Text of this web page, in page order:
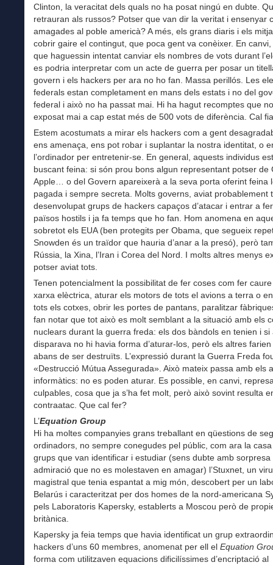
Clinton, la veracitat dels quals no ha posat ningú en dubte.
retrauran als russos? Potser que van dir la veritat i ensenyar
amagades al poble americà? A més, els grans diaris i els
cobrir gaire el contingut, que poca gent va conèixer. En
que haguessin intentat canviar els nombres de vots durant
es podria interpretar com un acte de guerra per posar un
govern i els hackers per ara no ho fan. Massa perillós. Les
federals estan completament en mans dels estats i no del
federal i això no ha passat mai. Hi ha hagut recomptes que
exposat mai a cap estat més de 500 vots de diferència. Cal
Estem acostumats a mirar els hackers com a gent
ens amenaça, ens pot robar i suplantar la nostra identitat, o
l’ordinador per entretenir-se. En general, aquests individus
buscant feina: si són prou bons algun representant potser de
Apple… o del Govern apareixerà a la seva porta oferint feina
pagada i sempre secreta. Molts governs, aviat probablement
desenvolupat grups de hackers capaços d’atacar i entrar a
països hostils i ja fa temps que ho fan. Hom anomena en
sobretot els EUA (ben protegits per Obama, que segueix
Snowden és un traïdor que hauria d’anar a la presó), però
Rússia, la Xina, l’Iran i Corea del Nord. I molts altres menys
potser aviat tots.
Tenen potencialment la possibilitat de fer coses com fer
xarxa elèctrica, aturar els motors de tots el avions a terra o
tots els cotxes, obrir les portes de pantans, paralitzar
fan notar que tot això es molt semblant a la situació amb els
nuclears durant la guerra freda: els dos bàndols en tenien i si
disparava no hi havia forma d’aturar-los, però els altres
abans de ser destruïts. L’expressió durant la Guerra Freda
«Destrucció Mútua Assegurada». Això mateix passa amb els
informàtics: no es poden aturar. Es possible, en canvi,
culpables, cosa que ja s’ha fet molt, però això sovint resulta
contraatac. Que cal fer?
L’Equation Group
Hi ha moltes companyies grans treballant en qüestions de
ordinadors, no sempre conegudes pel públic, com ara la
grups que van identificar i estudiar (sens dubte amb sorpresa
admiració que no es molestaven en amagar) l’Stuxnet, un
magistral que tenia espantat a mig món, descobert per un
Belarús i caracteritzat per dos homes de la nord-americana
pels Laboratoris Kapersky, establerts a Moscou però de
britànica.
Kapersky ja feia temps que havia identificat un grup
hackers d’uns 60 membres, anomenat per ell el Equation
forma com utilitzaven equacions dificilíssimes d’encriptació al